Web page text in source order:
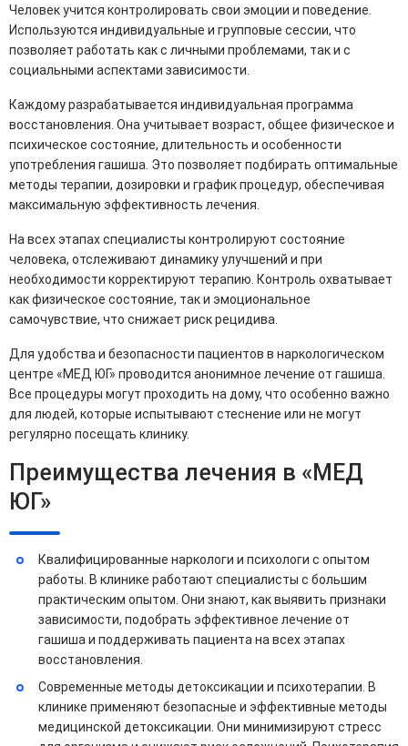
Человек учится контролировать свои эмоции и поведение.
Используются индивидуальные и групповые сессии, что
позволяет работать как с личными проблемами, так и с
социальными аспектами зависимости.
Каждому разрабатывается индивидуальная программа
восстановления. Она учитывает возраст, общее физическое и
психическое состояние, длительность и особенности
употребления гашиша. Это позволяет подбирать оптимальные
методы терапии, дозировки и график процедур, обеспечивая
максимальную эффективность лечения.
На всех этапах специалисты контролируют состояние
человека, отслеживают динамику улучшений и при
необходимости корректируют терапию. Контроль охватывает
как физическое состояние, так и эмоциональное
самочувствие, что снижает риск рецидива.
Для удобства и безопасности пациентов в наркологическом
центре «МЕД ЮГ» проводится анонимное лечение от гашиша.
Все процедуры могут проходить на дому, что особенно важно
для людей, которые испытывают стеснение или не могут
регулярно посещать клинику.
Преимущества лечения в «МЕД
ЮГ»
Квалифицированные наркологи и психологи с опытом
работы. В клинике работают специалисты с большим
практическим опытом. Они знают, как выявить признаки
зависимости, подобрать эффективное лечение от
гашиша и поддерживать пациента на всех этапах
восстановления.
Современные методы детоксикации и психотерапии. В
клинике применяют безопасные и эффективные методы
медицинской детоксикации. Они минимизируют стресс